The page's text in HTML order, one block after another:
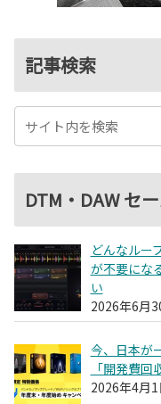
記事検索
DTM・DAW セ
どんなルー
が不要にな
い
2026年6月
今、日本が
「開発費回
2026年4月1